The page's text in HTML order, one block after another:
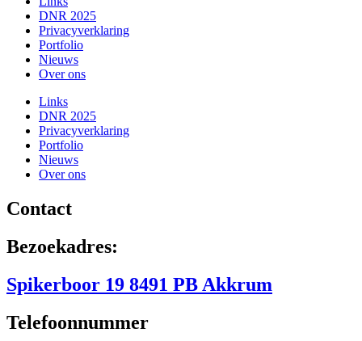
DNR 2025
Privacyverklaring
Portfolio
Nieuws
Over ons
Links
DNR 2025
Privacyverklaring
Portfolio
Nieuws
Over ons
Contact
Bezoekadres:
Spikerboor 19 8491 PB Akkrum
Telefoonnummer